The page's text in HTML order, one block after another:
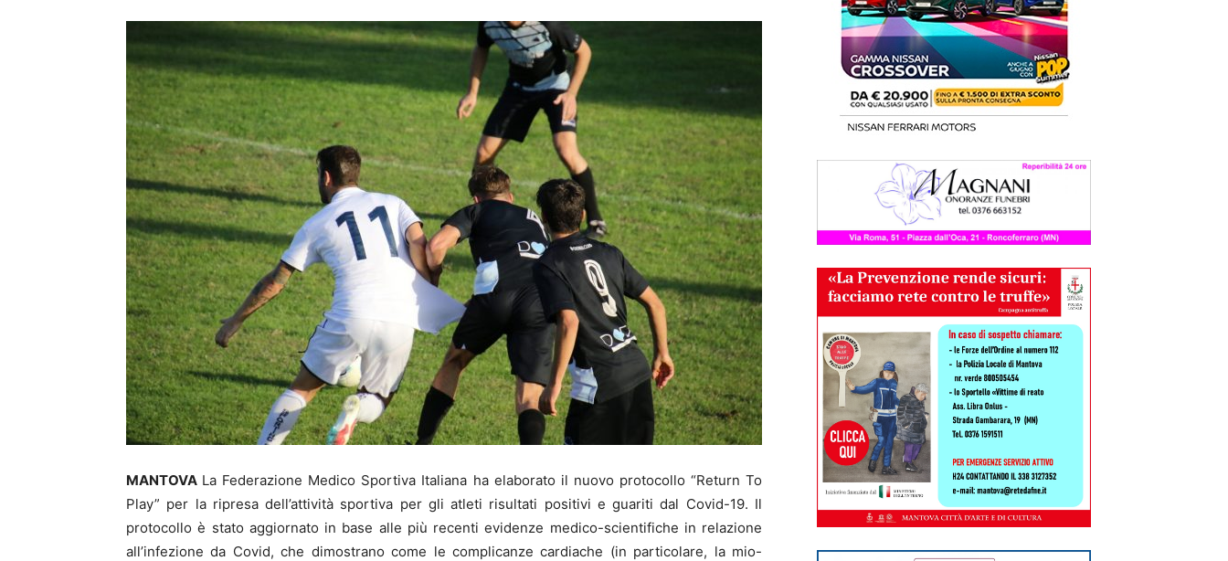
MANTOVA La Federazione Medico Sportiva Italiana ha elaborato il nuovo protocollo “Return To
Play” per la ripresa dell’attività sportiva per gli atleti risultati positivi e guariti dal Covid-19. Il
protocollo è stato aggiornato in base alle più recenti evidenze medico-scientifiche in relazione
all’infezione da Covid, che dimostrano come le complicanze cardiache (in particolare, la mio-